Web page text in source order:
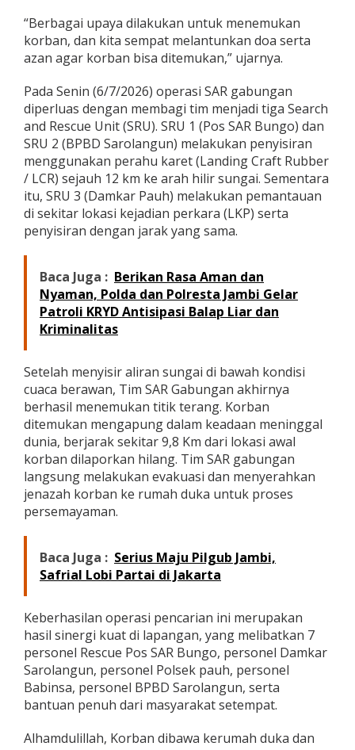
l
D
u
n
a
“Berbagai upaya dilakukan untuk menemukan
korban, dan kita sempat melantunkan doa serta
azan agar korban bisa ditemukan,” ujarnya.
Pada Senin (6/7/2026) operasi SAR gabungan
diperluas dengan membagi tim menjadi tiga Search
and Rescue Unit (SRU). SRU 1 (Pos SAR Bungo) dan
SRU 2 (BPBD Sarolangun) melakukan penyisiran
menggunakan perahu karet (Landing Craft Rubber
/ LCR) sejauh 12 km ke arah hilir sungai. Sementara
itu, SRU 3 (Damkar Pauh) melakukan pemantauan
di sekitar lokasi kejadian perkara (LKP) serta
penyisiran dengan jarak yang sama.
Baca Juga : Berikan Rasa Aman dan
Nyaman, Polda dan Polresta Jambi Gelar
Patroli KRYD Antisipasi Balap Liar dan
Kriminalitas
Setelah menyisir aliran sungai di bawah kondisi
cuaca berawan, Tim SAR Gabungan akhirnya
berhasil menemukan titik terang. Korban
ditemukan mengapung dalam keadaan meninggal
dunia, berjarak sekitar 9,8 Km dari lokasi awal
korban dilaporkan hilang. Tim SAR gabungan
langsung melakukan evakuasi dan menyerahkan
jenazah korban ke rumah duka untuk proses
persemayaman.
Baca Juga : Serius Maju Pilgub Jambi,
Safrial Lobi Partai di Jakarta
Keberhasilan operasi pencarian ini merupakan
hasil sinergi kuat di lapangan, yang melibatkan 7
personel Rescue Pos SAR Bungo, personel Damkar
Sarolangun, personel Polsek pauh, personel
Babinsa, personel BPBD Sarolangun, serta
bantuan penuh dari masyarakat setempat.
Alhamdulillah, Korban dibawa kerumah duka dan